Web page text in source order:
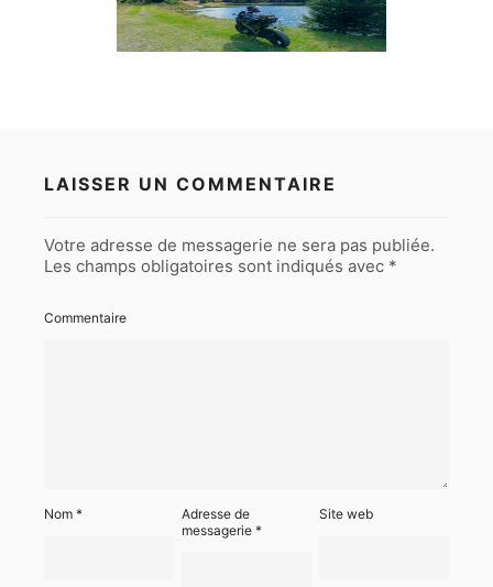
LAISSER UN COMMENTAIRE
Votre adresse de messagerie ne sera pas publiée.
Les champs obligatoires sont indiqués avec *
Commentaire
Nom *
Adresse de
messagerie*
Site web